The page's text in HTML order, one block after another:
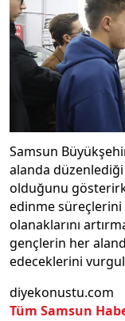
Samsun
alanda
olduğunu
edinme süreçlerini
olanaklarını
gençlerin her
edeceklerini
diyekonustu.com
Tüm Samsun